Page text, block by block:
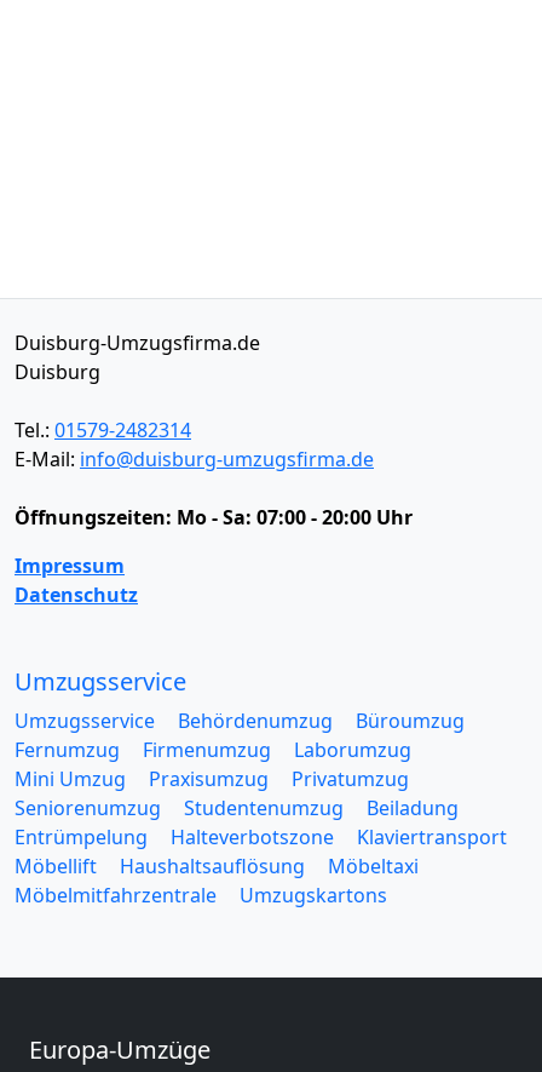
Duisburg-Umzugsfirma.de
Duisburg
Tel.: 01579-2482314
E-Mail: info@duisburg-umzugsfirma.de
Öffnungszeiten: Mo - Sa: 07:00 - 20:00 Uhr
Impressum
Datenschutz
Umzugsservice
Umzugsservice Behördenumzug
Büroumzug
Fernumzug
Firmenumzug
Laborumzug
Mini Umzug
Praxisumzug
Privatumzug
Seniorenumzug
Studentenumzug
Beiladung
Entrümpelung
Halteverbotszone
Klaviertransport
Möbellift
Haushaltsauflösung
Möbeltaxi
Möbelmitfahrzentrale
Umzugskartons
Europa-Umzüge